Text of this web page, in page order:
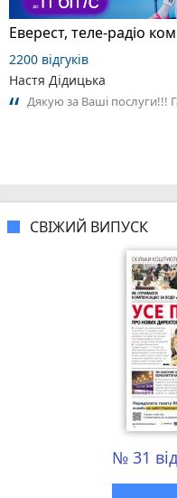
Еверест, теле-радіо
2200 відгуків
Настя Дідицька
Дякую за Ваші послуги!!!
СВІЖИЙ ВИПУСК
№ 31